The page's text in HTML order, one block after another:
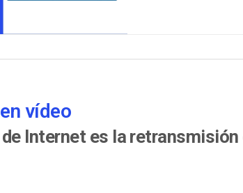
vídeo
de Internet es la